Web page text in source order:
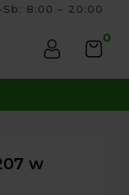
8:00 – 20:00
0
w